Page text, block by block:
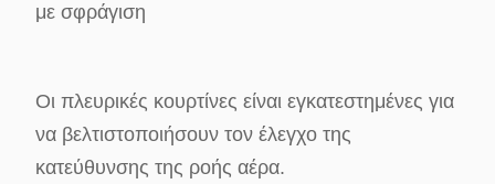
με σφράγιση
Οι πλευρικές κουρτίνες είναι εγκατεστημένες για
να βελτιστοποιήσουν τον έλεγχο της
κατεύθυνσης της ροής αέρα.